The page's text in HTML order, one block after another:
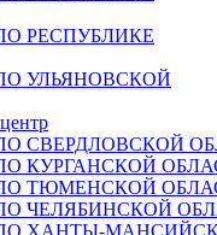
РЕСПУБЛИКЕ
УЛЬЯНОВСКОЙ
СВЕРДЛОВСКОЙ
КУРГАНСКОЙ
ТЮМЕНСКОЙ
ЧЕЛЯБИНСКОЙ
ХАНТЫ-